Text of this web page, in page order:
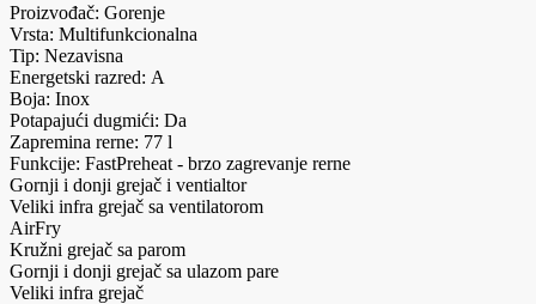
Proizvođač: Gorenje
Vrsta: Multifunkcionalna
Tip: Nezavisna
Energetski razred: A
Boja: Inox
Potapajući dugmići: Da
Zapremina rerne: 77 l
Funkcije: FastPreheat - brzo zagrevanje rerne
Gornji i donji grejač i ventialtor
Veliki infra grejač sa ventilatorom
AirFry
Kružni grejač sa parom
Gornji i donji grejač sa ulazom pare
Veliki infra grejač